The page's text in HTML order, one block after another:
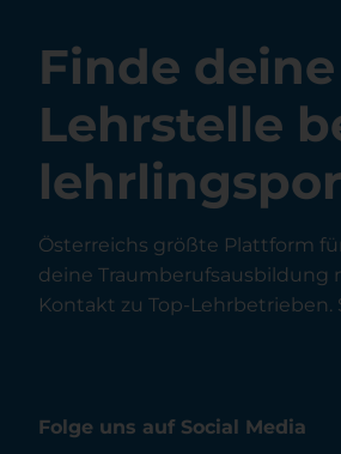
Finde
Lehrstelle
Österreichs größte Plattform
deine
Kontakt zu Top-Lehrbetrieben.
Folge uns auf Social Media